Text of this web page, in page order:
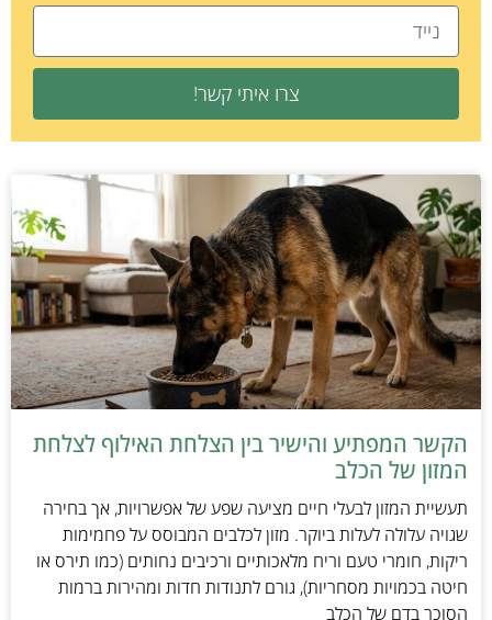
צרו איתי קשר!
הקשר המפתיע והישיר בין הצלחת האילוף לצלחת
המזון של הכלב
תעשיית המזון לבעלי חיים מציעה שפע של אפשרויות, אך בחירה
שגויה עלולה לעלות ביוקר. מזון לכלבים המבוסס על פחמימות
ריקות, חומרי טעם וריח מלאכותיים ורכיבים נחותים (כמו תירס או
חיטה בכמויות מסחריות), גורם לתנודות חדות ומהירות ברמות
הסוכר בדם של הכלב